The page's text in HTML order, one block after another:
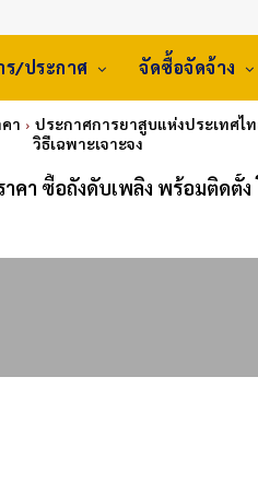
ร/ประกาศ จัดซื้อจัดจ้าง
า
ประกาศการยาสูบแห่งประเทศไ
วิธีเฉพาะเจาะจง
คา ซื้อถังดับเพลิง พร้อมติดตั้ง